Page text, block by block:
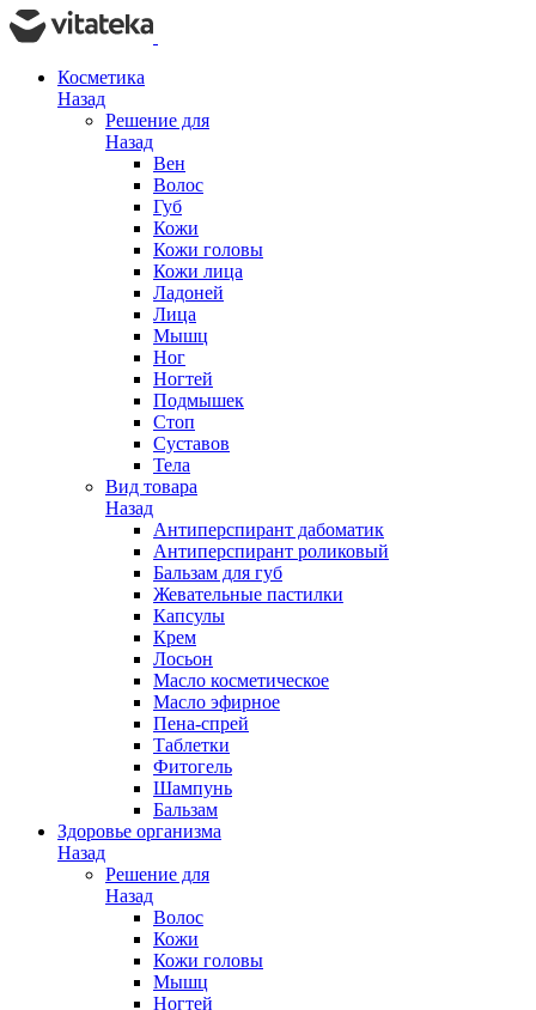
Косметика
Назад
Решение для
Назад
Вен
Волос
Губ
Кожи
Кожи головы
Кожи лица
Ладоней
Лица
Мышц
Ног
Ногтей
Подмышек
Стоп
Суставов
Тела
Вид товара
Назад
Антиперспирант дабоматик
Антиперспирант роликовый
Бальзам для губ
Жевательные пастилки
Капсулы
Крем
Лосьон
Масло косметическое
Масло эфирное
Пена-спрей
Таблетки
Фитогель
Шампунь
Бальзам
Здоровье организма
Назад
Решение для
Назад
Волос
Кожи
Кожи головы
Мышц
Ногтей